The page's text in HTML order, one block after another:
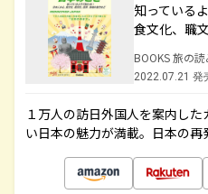
知っている
食文化、職
BOOKS 旅の
2022.07.21 発
１万人の訪日外国人を案内し
い日本の魅力が満載。日本の再